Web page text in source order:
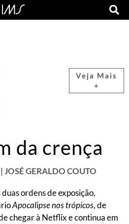
Veja Mais
+
da crença
| JOSÉ GERALDO COUTO
ordens de exposição,
Apocalipse nos trópicos, de
chegar à Netflix e continua em